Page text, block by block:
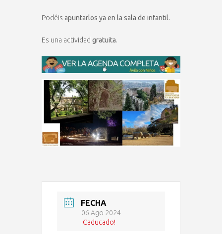
Podéis apuntarlos ya en la sala de infantil.
Es una actividad gratuita.
FECHA
06 Ago 2024
¡Caducado!